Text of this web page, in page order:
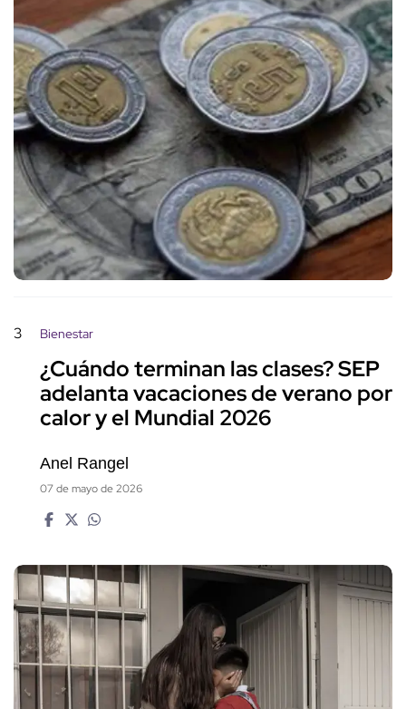
3 Bienestar
¿Cuándo terminan las clases? SEP
adelanta vacaciones de verano por
calor y el Mundial 2026
Anel Rangel
07 de mayo de 2026